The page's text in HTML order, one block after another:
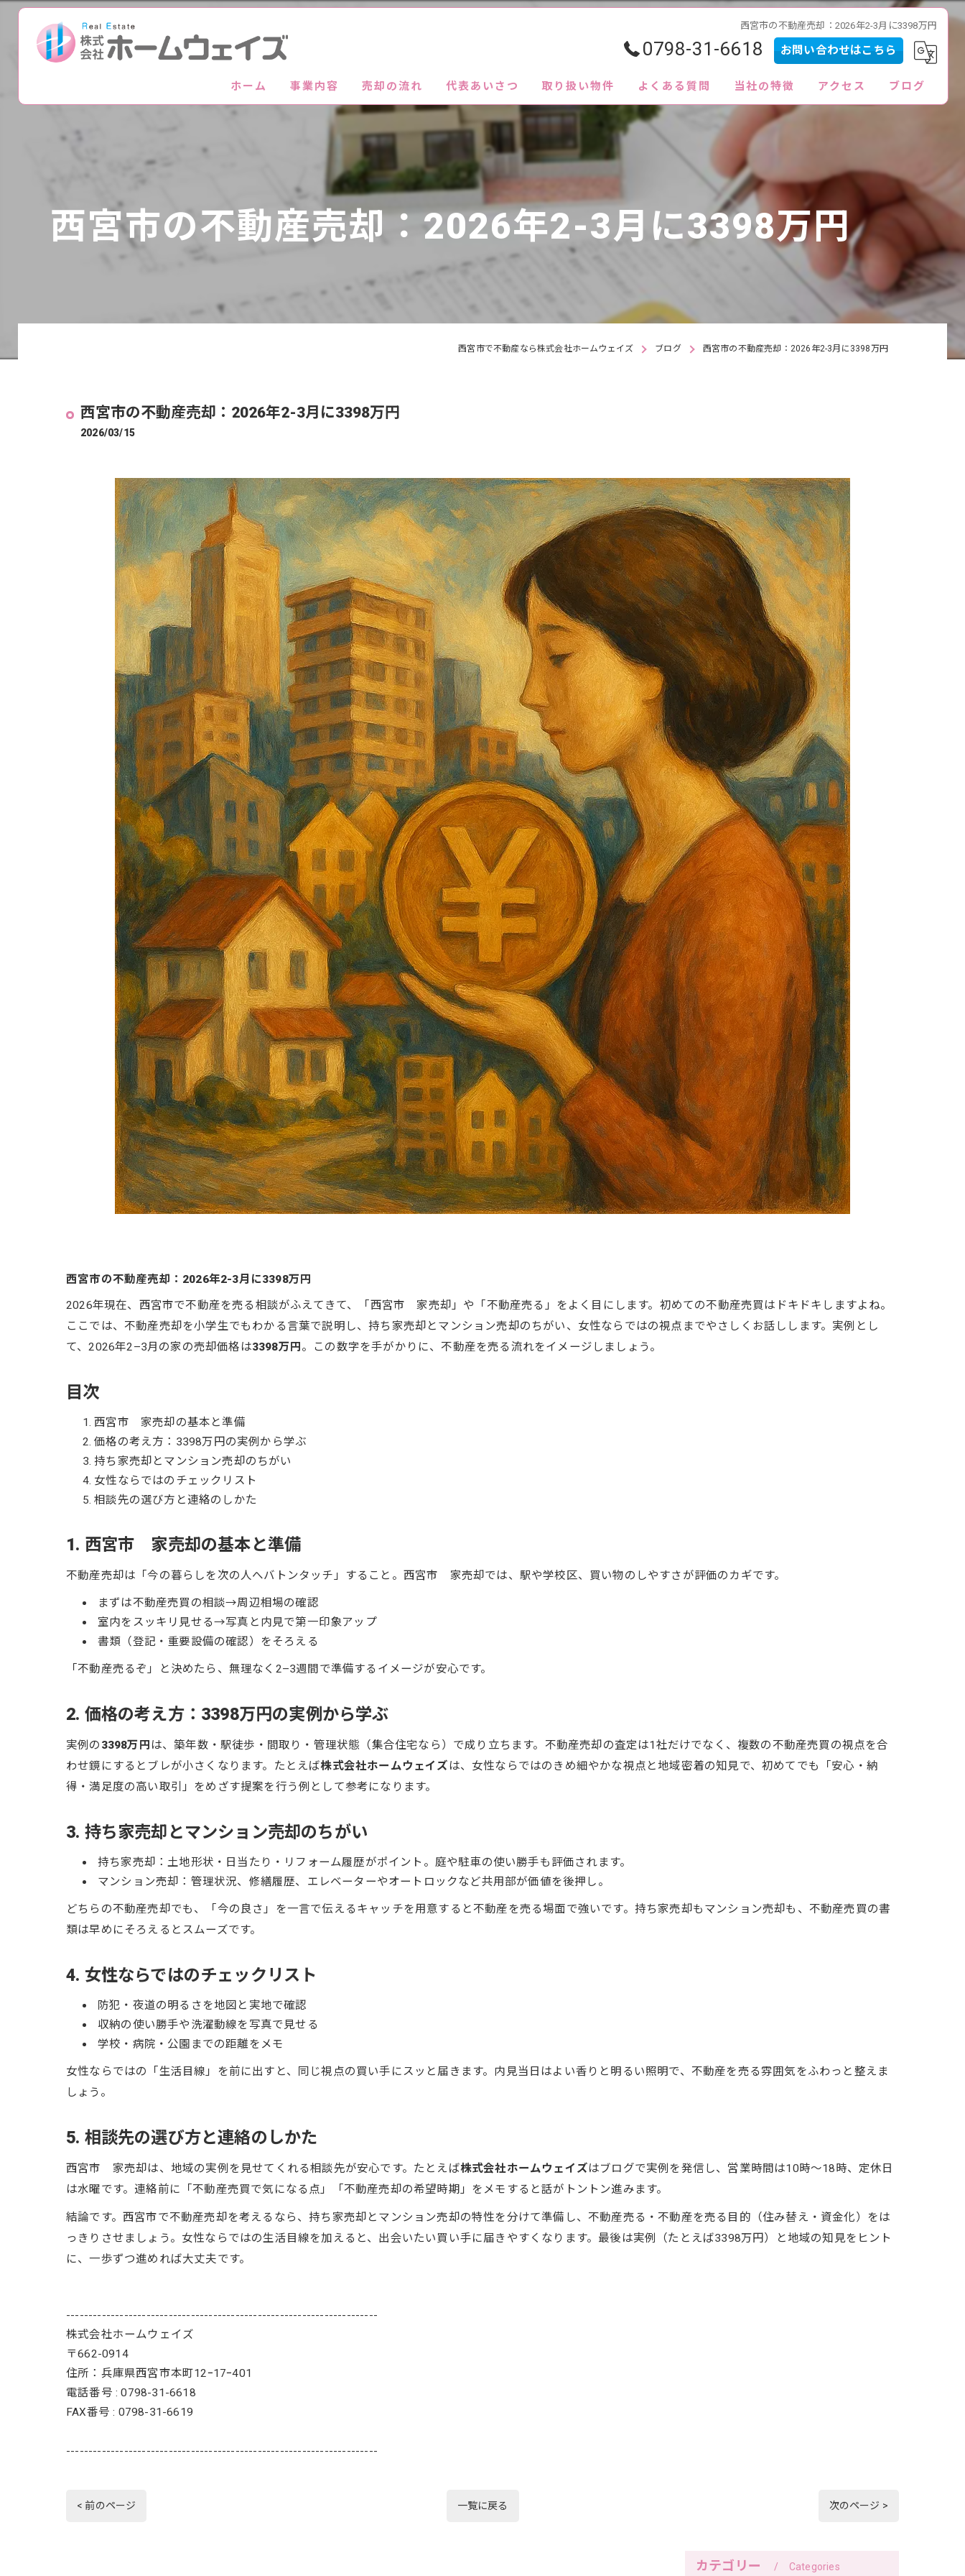
西宮市の不動産売却：2026年2-3月に3398万円
0798-31-6618 お問い合わせはこちら
ホーム 事業内容 売却の流れ 代表あいさつ 取り扱い物件 よくある質問 当社の特徴
内見
査定
買取
販売
アクセス ブログ
西宮市の不動産売却：2026年2-3月に3398万円
西宮市で不動産なら株式会社ホームウェイズ ブログ 西宮市の不動産売却：2026年2-3月に3398万円
西宮市の不動産売却：2026年2-3月に3398万円
2026/03/15
西宮市の不動産売却：2026年2-3月に3398万円
2026年現在、西宮市で不動産を売る相談がふえてきて、「西宮市 家売却」や「不動産売る」をよく目にします。初めての不動産売買はドキドキしますよね。
ここでは、不動産売却を小学生でもわかる言葉で説明し、持ち家売却とマンション売却のちがい、女性ならではの視点までやさしくお話しします。実例とし
て、2026年2–3月の家の売却価格は3398万円 。この数字を手がかりに、不動産を売る流れをイメージしましょう。
目次
西宮市 家売却の基本と準備
価格の考え方：3398万円の実例から学ぶ
持ち家売却とマンション売却のちがい
女性ならではのチェックリスト
相談先の選び方と連絡のしかた
1. 西宮市 家売却の基本と準備
不動産売却は「今の暮らしを次の人へバトンタッチ」すること。西宮市 家売却では、駅や学校区、買い物のしやすさが評価のカギです。
まずは不動産売買の相談→周辺相場の確認
室内をスッキリ見せる→写真と内見で第一印象アップ
書類（登記・重要設備の確認）をそろえる
「不動産売るぞ」と決めたら、無理なく2–3週間で準備するイメージが安心です。
2. 価格の考え方：3398万円の実例から学ぶ
実例の 3398万円 は、築年数・駅徒歩・間取り・管理状態（集合住宅なら）で成り立ちます。不動産売却の査定は1社だけでなく、複数の不動産売買の視点を合
わせ鏡にするとブレが小さくなります。たとえば株式会社ホームウェイズは、女性ならではのきめ細やかな視点と地域密着の知見で、初めてでも「安心・納
得・満足度の高い取引」をめざす提案を行う例として参考になります。
3. 持ち家売却とマンション売却のちがい
持ち家売却：土地形状・日当たり・リフォーム履歴がポイント。庭や駐車の使い勝手も評価されます。
マンション売却：管理状況、修繕履歴、エレベーターやオートロックなど共用部が価値を後押し。
どちらの不動産売却でも、「今の良さ」を一言で伝えるキャッチを用意すると不動産を売る場面で強いです。持ち家売却もマンション売却も、不動産売買の書
類は早めにそろえるとスムーズです。
4. 女性ならではのチェックリスト
防犯・夜道の明るさを地図と実地で確認
収納の使い勝手や洗濯動線を写真で見せる
学校・病院・公園までの距離をメモ
女性ならではの「生活目線」を前に出すと、同じ視点の買い手にスッと届きます。内見当日はよい香りと明るい照明で、不動産を売る雰囲気をふわっと整えま
しょう。
5. 相談先の選び方と連絡のしかた
西宮市 家売却は、地域の実例を見せてくれる相談先が安心です。たとえば株式会社ホームウェイズはブログで実例を発信し、営業時間は10時〜18時、定休日
は水曜です。連絡前に「不動産売買で気になる点」「不動産売却の希望時期」をメモすると話がトントン進みます。
結論です。西宮市で不動産売却を考えるなら、持ち家売却とマンション売却の特性を分けて準備し、不動産売る・不動産を売る目的（住み替え・資金化）をは
っきりさせましょう。女性ならではの生活目線を加えると、出会いたい買い手に届きやすくなります。最後は実例（たとえば3398万円）と地域の知見をヒント
に、一歩ずつ進めれば大丈夫です。
----------------------------------------------------------------------
株式会社ホームウェイズ
〒662-0914
住所：兵庫県西宮市本町12ｰ17ｰ401
電話番号 : 0798-31-6618
FAX番号 : 0798-31-6619
----------------------------------------------------------------------
< 前のページ 一覧に戻る 次のページ >
カテゴリー Categories